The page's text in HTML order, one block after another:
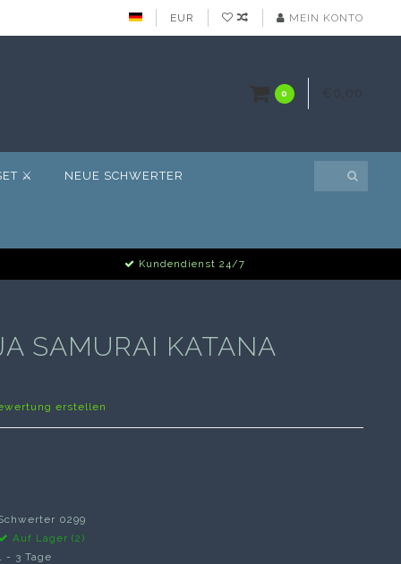
EUR MEIN KONTO
0 €0,00
⚔️ NEUE SCHWERTER
Kundendienst 24/7
SAMURAI KATANA
erstellen
0299
Auf Lager (2)
- 3 Tage